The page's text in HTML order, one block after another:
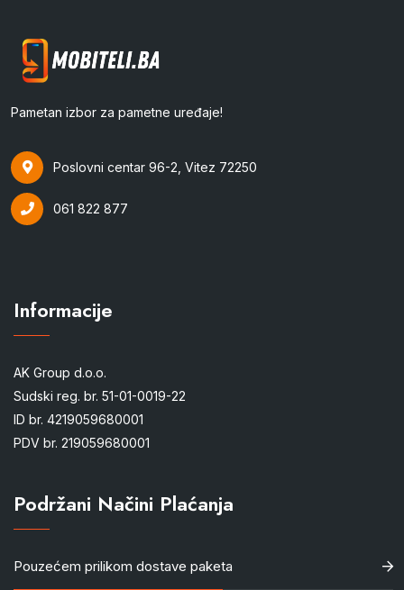
Pametan izbor za pametne uređaje!
Poslovni centar 96-2, Vitez 72250
061 822 877
Informacije
AK Group d.o.o.
Sudski reg. br. 51-01-0019-22
ID br. 4219059680001
PDV br. 219059680001
Podržani Načini Plaćanja
Pouzećem prilikom dostave paketa